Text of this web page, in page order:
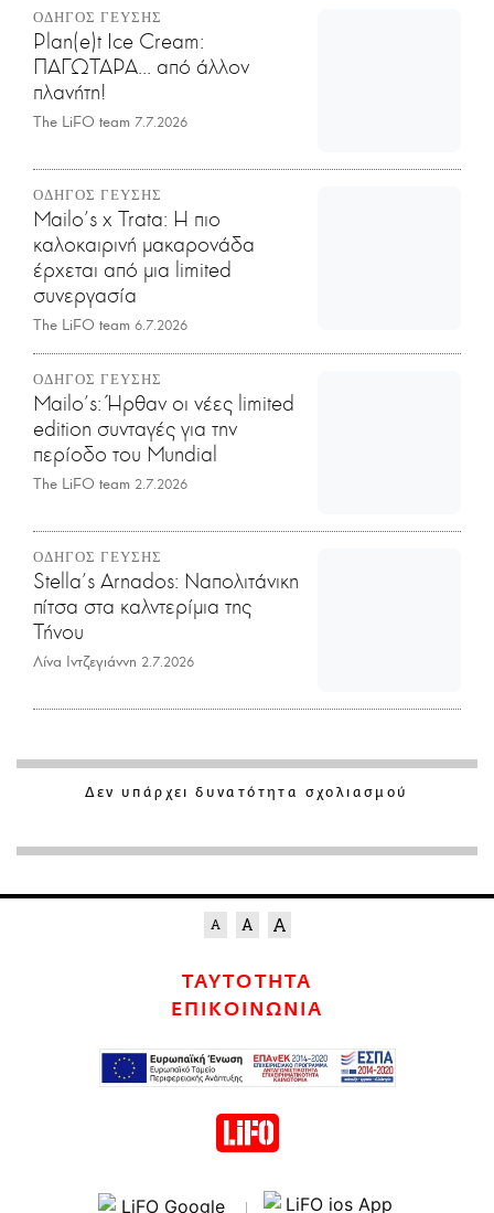
ΟΔΗΓΟΣ ΓΕΥΣΗΣ
Plan(e)t Ice Cream:
ΠΑΓΩΤΑΡΑ... από άλλον
πλανήτη!
The LiFO team 7.7.2026
ΟΔΗΓΟΣ ΓΕΥΣΗΣ
Mailo’s x Trata: Η πιο
καλοκαιρινή μακαρονάδα
έρχεται από μια limited
συνεργασία
The LiFO team 6.7.2026
ΟΔΗΓΟΣ ΓΕΥΣΗΣ
Mailo’s: Ήρθαν οι νέες limited
edition συνταγές για την
περίοδο του Mundial
The LiFO team 2.7.2026
ΟΔΗΓΟΣ ΓΕΥΣΗΣ
Stella's Arnados: Ναπολιτάνικη
πίτσα στα καλντερίμια της
Τήνου
Λίνα Ιντζεγιάννη 2.7.2026
Δεν υπάρχει δυνατότητα σχολιασμού
ΤΑΥΤΟΤΗΤΑ
ΕΠΙΚΟΙΝΩΝΙΑ